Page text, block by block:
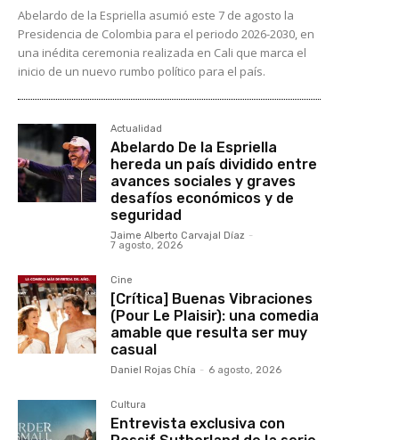
Abelardo de la Espriella asumió este 7 de agosto la
Presidencia de Colombia para el periodo 2026-2030, en
una inédita ceremonia realizada en Cali que marca el
inicio de un nuevo rumbo político para el país.
Actualidad
Abelardo De la Espriella
hereda un país dividido entre
avances sociales y graves
desafíos económicos y de
seguridad
Jaime Alberto Carvajal Díaz -
7 agosto, 2026
Cine
[Crítica] Buenas Vibraciones
(Pour Le Plaisir): una comedia
amable que resulta ser muy
casual
Daniel Rojas Chía - 6 agosto, 2026
Cultura
Entrevista exclusiva con